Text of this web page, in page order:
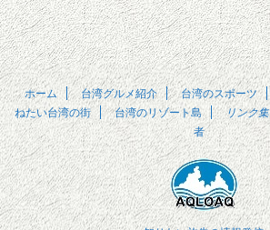
ホーム 台湾グルメ紹介 台湾のスポーツ
ねたい台湾の街
台湾のリゾート島 リンク集
者